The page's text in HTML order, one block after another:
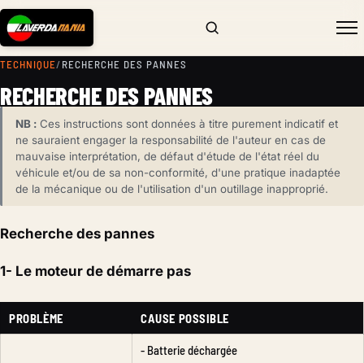
TECHNIQUE/RECHERCHE DES PANNES
RECHERCHE DES PANNES
NB : Ces instructions sont données à titre purement indicatif et
ne sauraient engager la responsabilité de l'auteur en cas de
mauvaise interprétation, de défaut d'étude de l'état réel du
véhicule et/ou de sa non-conformité, d'une pratique inadaptée
de la mécanique ou de l'utilisation d'un outillage inapproprié.
Recherche des pannes
1- Le moteur de démarre pas
PROBLÈME CAUSE POSSIBLE
- Batterie déchargée